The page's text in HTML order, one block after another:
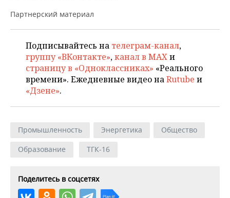
Партнерский материал
Подписывайтесь на телеграм-канал,
группу «ВКонтакте»,канал в MAXи
страницу в «Одноклассниках» «Реального
времени». Ежедневные видео наRutube и
«Дзене».
Промышленность Энергетика
Общество
Образование
ТГК-16
Поделитесь в соцсетях